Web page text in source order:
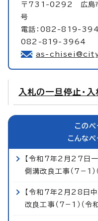
〒731-0292 広島市
号
電話：082-819-3946
082-819-3964
as-
入札の一旦停止・
この
こんな
【令和7年2月27日
側溝改良工事（7−1
【令和7年2月28日
改良工事（7−1）（令